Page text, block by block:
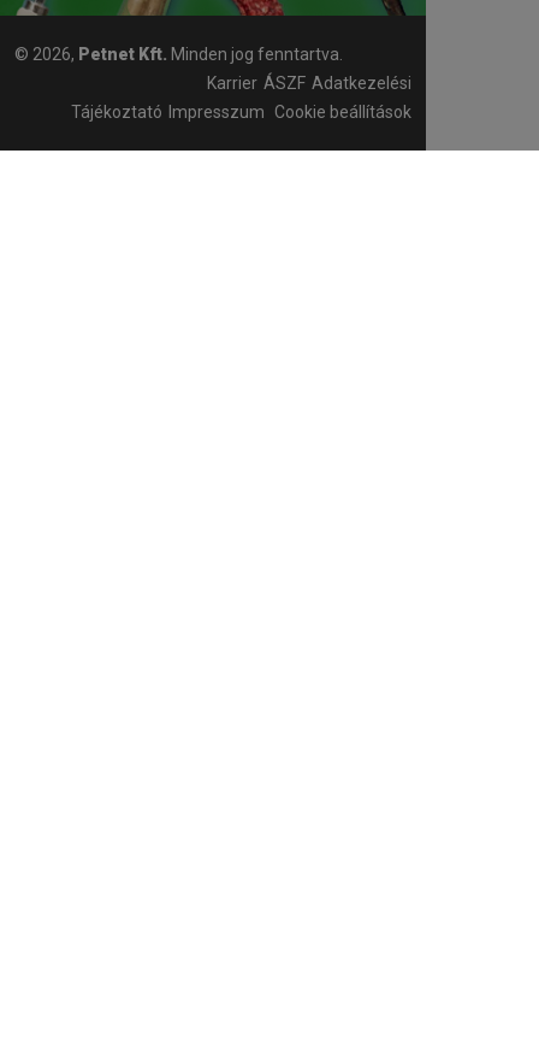
© 2026, Petnet Kft. Minden jog fenntartva.
Karrier ÁSZF Adatkezelési
Tájékoztató
Impresszum Cookie beállítások